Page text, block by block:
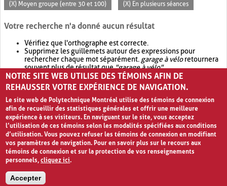
(X) Moyen groupe (entre 30 et 100) (X) En plusieurs séances
Votre recherche n'a donné aucun résultat
Vérifiez que l'orthographe est correcte.
Supprimez les guillemets autour des expressions pour
rechercher chaque mot séparément. garage à véloretournera
souvent plus de résultat que"garage à vélo".
Envisagez d'élargir votre recherche avec OR.garage OR vélo
retournera souvent plus de résultat quegarage à vélo
NOTRE SITE WEB UTILISE DES TÉMOINS AFIN DE
REHAUSSER VOTRE EXPÉRIENCE DE NAVIGATION.
Le site web de Polytechnique Montréal utilise des témoins de connexion
afin de recueillir des statistiques générales et offrir une meilleure
expérience à ses visiteurs. En naviguant sur le site, vous acceptez
l’utilisation de ces témoins selon les modalités spécifiées aux conditions
d’utilisation. Vous pouvez refuser les témoins de connexion en modifiant
vos paramètres de navigation. Pour en savoir plus sur le recours aux
témoins de connexion et sur la protection de vos renseignements
personnels,cliquez ici.
Accepter